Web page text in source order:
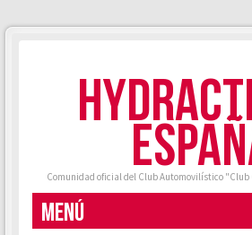
Comunidad oficial del Club Automovilístico "Club
MENÚ